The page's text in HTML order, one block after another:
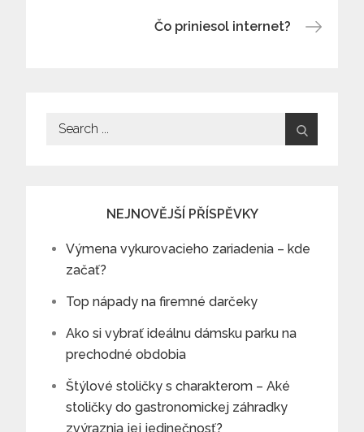
Čo priniesol internet?
Search
NEJNOVĚJŠÍ PŘÍSPĚVKY
Výmena vykurovacieho zariadenia – kde
začať?
Top nápady na firemné darčeky
Ako si vybrať ideálnu dámsku parku na
prechodné obdobia
Štýlové stoličky s charakterom – Aké
stoličky do gastronomickej záhradky
zvýraznia jej jedinečnosť?